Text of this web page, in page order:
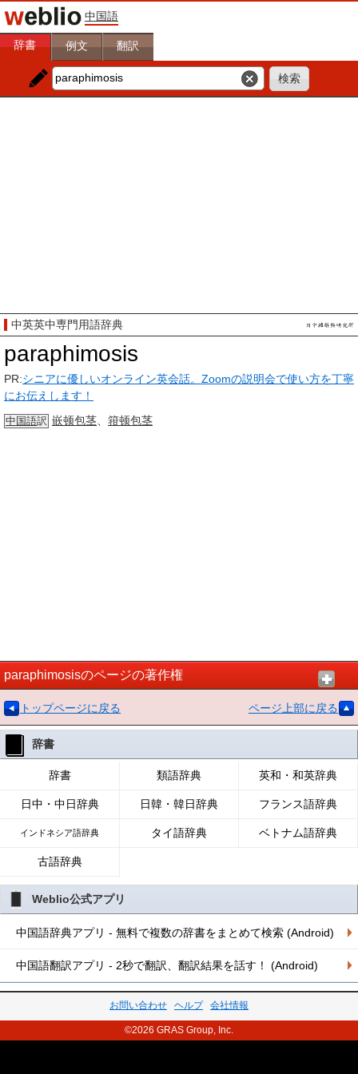
中国語
辞書 例文 翻訳
中英英中専門用語辞典
paraphimosis
PR:シニアに優しいオンライン英会話。Zoomの説明会で使い方を丁寧
にお伝えします！
中国語訳 嵌顿包茎 箝顿包茎
paraphimosisのページの著作権
トップページに戻る ページ上部に戻る
辞書
辞書 類語辞典 英和・和英辞典
日中・中日辞典 日韓・韓日辞典 フランス語辞典
インドネシア語辞典 タイ語辞典 ベトナム語辞典
古語辞典
Weblio公式アプリ
中国語辞典アプリ - 無料で複数の辞書をまとめて検索 (Android)
中国語翻訳アプリ - 2秒で翻訳、翻訳結果を話す！ (Android)
お問い合わせ ヘルプ 会社情報
©2026 GRAS Group, Inc.